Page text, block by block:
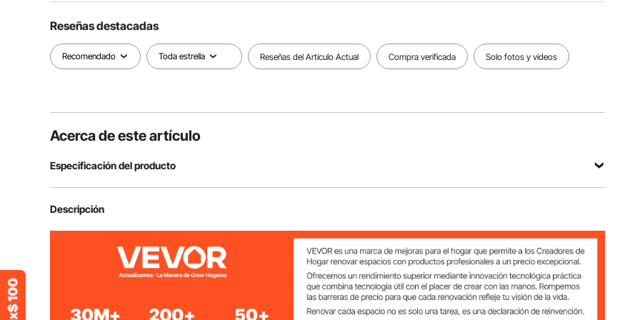
Reseñas destacadas
Recomendado Toda estrella Reseñas del Artículo Actual Compra verificada Solo fotos y videos
Acerca de este artículo
Especificación del producto
Modelo
Material de Pantalla
Aleación de Aluminio
Descripción